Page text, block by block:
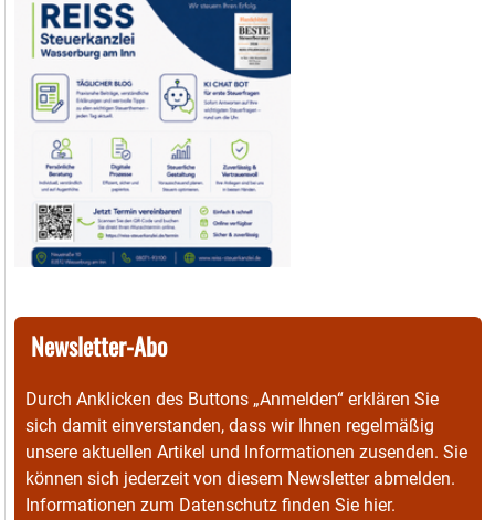
Newsletter-Abo
Durch Anklicken des Buttons „Anmelden“ erklären Sie
sich damit einverstanden, dass wir Ihnen regelmäßig
unsere aktuellen Artikel und Informationen zusenden. Sie
können sich jederzeit von diesem Newsletter abmelden.
Informationen zum Datenschutz finden Sie hier.